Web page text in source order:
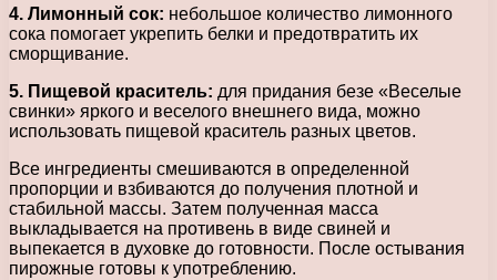
4. Лимонный сок: небольшое количество лимонного
сока помогает укрепить белки и предотвратить их
сморщивание.
5. Пищевой краситель: для придания безе «Веселые
свинки» яркого и веселого внешнего вида, можно
использовать пищевой краситель разных цветов.
Все ингредиенты смешиваются в определенной
пропорции и взбиваются до получения плотной и
стабильной массы. Затем полученная масса
выкладывается на противень в виде свиней и
выпекается в духовке до готовности. После остывания
пирожные готовы к употреблению.